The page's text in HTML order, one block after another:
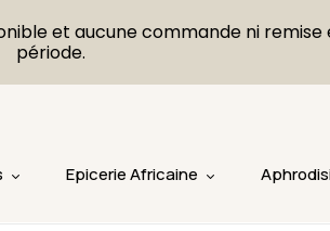
Epicerie Africaine
et aucune commande ni
période.